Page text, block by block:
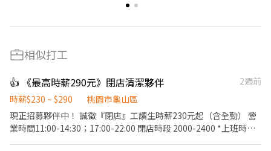
相似打工
👍 《最高時薪290元》閉店清潔夥伴
2週前
時薪$230 ~ $290
桃園市龜山區
現正招募夥伴中！ 誠徵『閉店』工讀生時薪230元起（含全勤） 營
業時間11:00-14:30；17:00-22:00 閉店時段 2000-2400 *上班時間